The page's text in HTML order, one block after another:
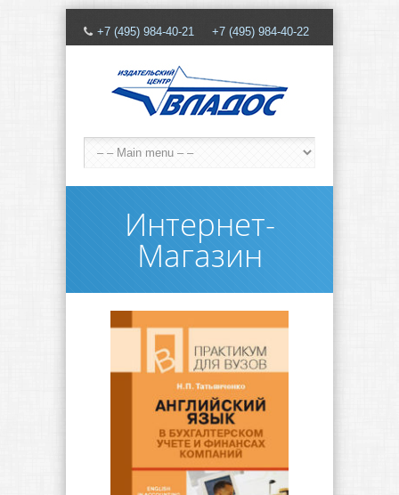
+7 (495) 984-40-21 +7 (495) 984-40-22
Интернет-
Магазин